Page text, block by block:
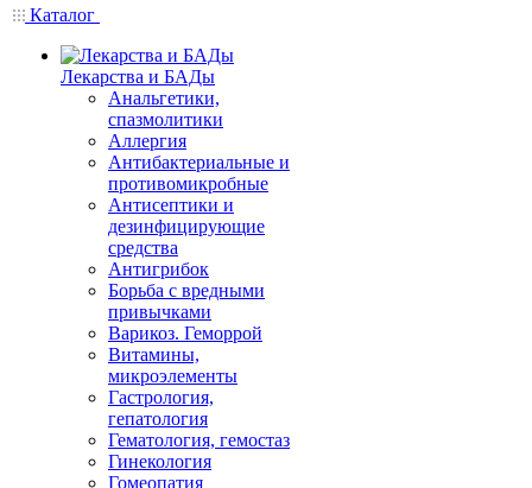
Каталог
Лекарства и БАДы
Анальгетики,
спазмолитики
Аллергия
Антибактериальные и
противомикробные
Антисептики и
дезинфицирующие
средства
Антигрибок
Борьба с вредными
привычками
Варикоз. Геморрой
Витамины,
микроэлементы
Гастрология,
гепатология
Гематология, гемостаз
Гинекология
Гомеопатия